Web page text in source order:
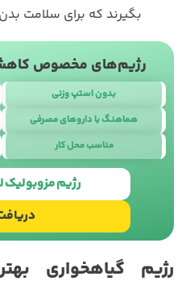
بگیرند که برای سلامت
رژیم‌های مخصوص
بدون استپ وزنی
هماهنگ با داروهای مصرفی
مناسب محل کار
رژیم
رژیم گیاهخواری